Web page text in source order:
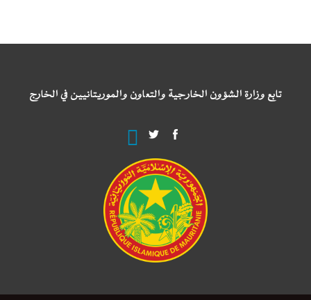
تابع وزارة الشؤون الخارجية والتعاون والموريتانيين في الخارج